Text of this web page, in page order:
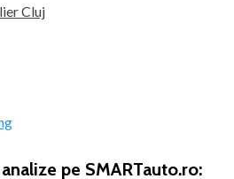
Cluj
pe SMARTauto.ro: